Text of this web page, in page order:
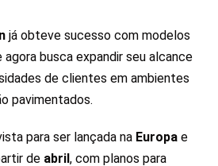
já obteve sucesso com modelos
agora busca expandir seu alcance
de clientes em ambientes
pavimentados.
para ser lançada na Europa e
de abril, com planos para